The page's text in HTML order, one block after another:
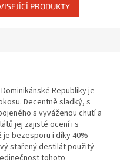
PRODUKTY
Republiky je
Decentně sladký, s
s vyváženou chutí a
jej zajisté ocení i s
je bezesporu i díky 40%
stařený destilát použitý
tohoto